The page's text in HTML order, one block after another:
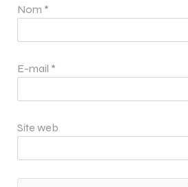
Nom *
E-mail *
Site web